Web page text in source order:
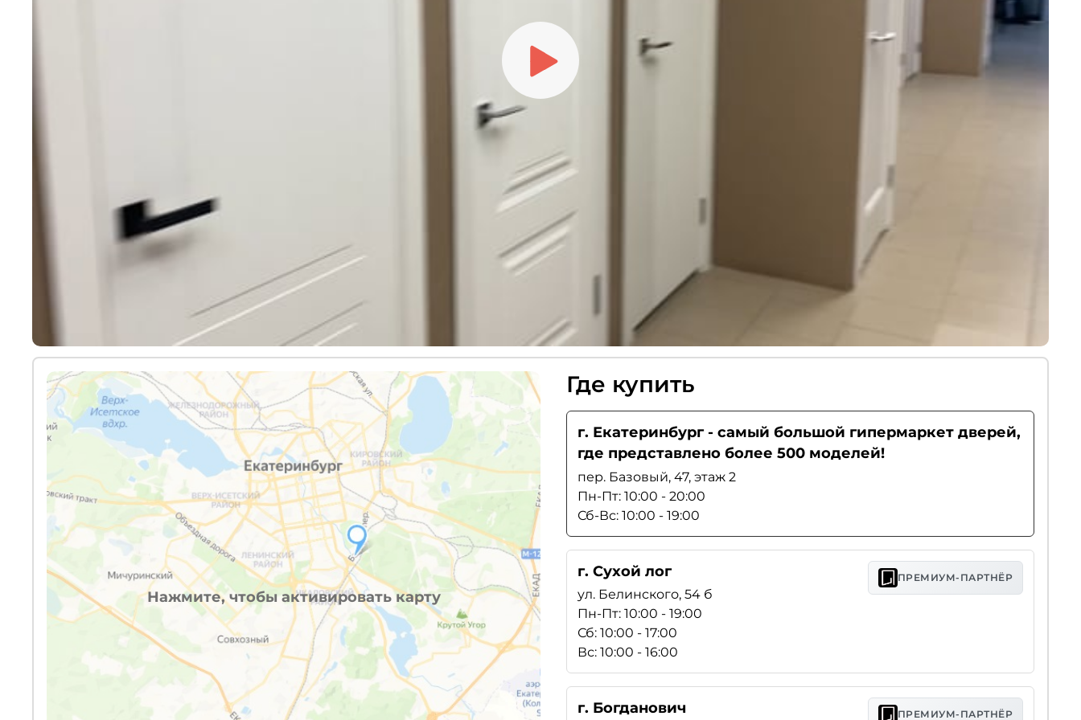
Нажмите, чтобы активировать карту
Где купить
г. Екатеринбург - самый большой гипермаркет дверей,
где представлено более 500 моделей!
пер. Базовый, 47, этаж 2
Пн-Пт: 10:00 - 20:00
Сб-Вс: 10:00 - 19:00
г. Сухой лог
ул. Белинского, 54 б
Пн-Пт: 10:00 - 19:00
Сб: 10:00 - 17:00
Вс: 10:00 - 16:00
ПРЕМИУМ-ПАРТНЁР
г. Богданович ПРЕМИУМ-ПАРТНЁР